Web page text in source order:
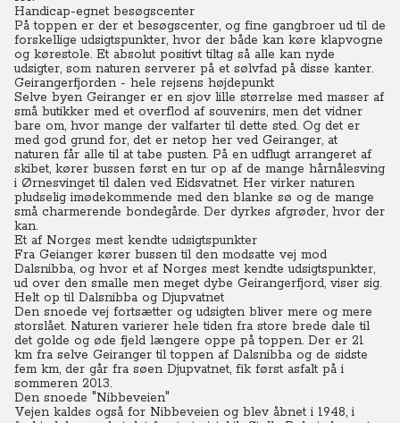
Handicap-egnet besøgscenter
På toppen er der et besøgscenter, og fine gangbroer ud til de
forskellige udsigtspunkter, hvor der både kan køre klapvogne
og kørestole. Et absolut positivt tiltag så alle kan nyde
udsigter, som naturen serverer på et sølvfad på disse kanter.
Geirangerfjorden - hele rejsens højdepunkt
Selve byen Geiranger er en sjov lille størrelse med masser af
små butikker med et overflod af souvenirs, men det vidner
bare om, hvor mange der valfarter til dette sted. Og det er
med god grund for, det er netop her ved Geiranger, at
naturen får alle til at tabe pusten. På en udflugt arrangeret af
skibet, kører bussen først en tur op af de mange hårnålesving
i Ørnesvinget til dalen ved Eidsvatnet. Her virker naturen
pludselig imødekommende med den blanke sø og de mange
små charmerende bondegårde. Der dyrkes afgrøder, hvor der
kan.
Et af Norges mest kendte udsigtspunkter
Fra Geianger kører bussen til den modsatte vej mod
Dalsnibba, og hvor et af Norges mest kendte udsigtspunkter,
ud over den smalle men meget dybe Geirangerfjord, viser sig.
Helt op til Dalsnibba og Djupvatnet
Den snoede vej fortsætter og udsigten bliver mere og mere
storslået. Naturen varierer hele tiden fra store brede dale til
det golde og øde fjeld længere oppe på toppen. Der er 21
km fra selve Geiranger til toppen af Dalsnibba og de sidste
fem km, der går fra søen Djupvatnet, fik først asfalt på i
sommeren 2013.
Den snoede "Nibbeveien"
Vejen kaldes også for Nibbeveien og blev åbnet i 1948, i